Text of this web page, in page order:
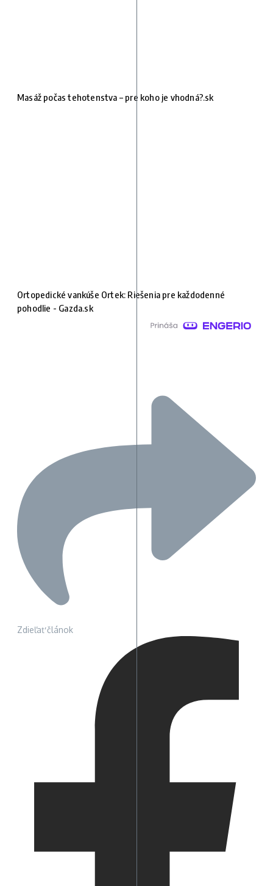
Masáž počas tehotenstva – pre koho je vhodná?.sk
Ortopedické vankúše Ortek: Riešenia pre každodenné
pohodlie - Gazda.sk
Zdieľať článok